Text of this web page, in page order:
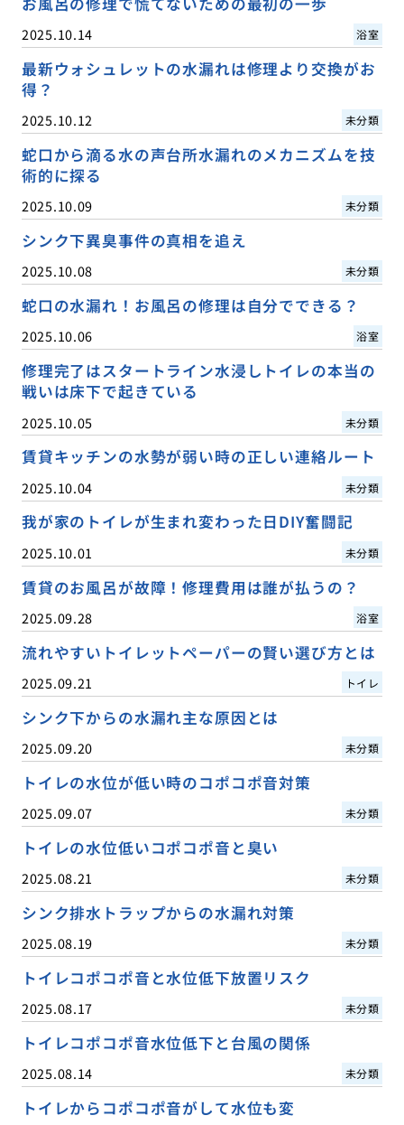
2025.10.14 浴室
最新ウォシュレットの水漏れは修理より交換がお
得？
2025.10.12 未分類
蛇口から滴る水の声台所水漏れのメカニズムを技
術的に探る
2025.10.09 未分類
シンク下異臭事件の真相を追え
2025.10.08 未分類
蛇口の水漏れ！お風呂の修理は自分でできる？
2025.10.06 浴室
修理完了はスタートライン水浸しトイレの本当の
戦いは床下で起きている
2025.10.05 未分類
賃貸キッチンの水勢が弱い時の正しい連絡ルート
2025.10.04 未分類
我が家のトイレが生まれ変わった日DIY奮闘記
2025.10.01 未分類
賃貸のお風呂が故障！修理費用は誰が払うの？
2025.09.28 浴室
流れやすいトイレットペーパーの賢い選び方とは
2025.09.21 トイレ
シンク下からの水漏れ主な原因とは
2025.09.20 未分類
トイレの水位が低い時のコポコポ音対策
2025.09.07 未分類
トイレの水位低いコポコポ音と臭い
2025.08.21 未分類
シンク排水トラップからの水漏れ対策
2025.08.19 未分類
トイレコポコポ音と水位低下放置リスク
2025.08.17 未分類
トイレコポコポ音水位低下と台風の関係
2025.08.14 未分類
トイレからコポコポ音がして水位も変